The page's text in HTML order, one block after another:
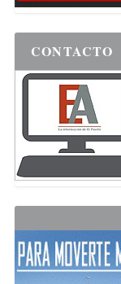
CONTACTO